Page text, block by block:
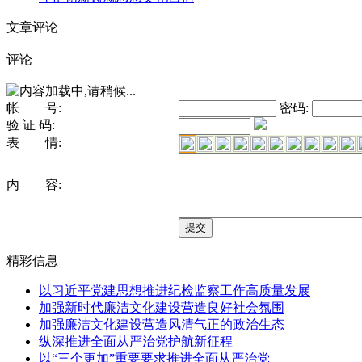
文章评论
评论
帐 号: 密码:
验 证 码:
表 情:
内 容:
精彩信息
以习近平党建思想推进纪检监察工作高质量发展
加强新时代廉洁文化建设营造良好社会氛围
加强廉洁文化建设营造风清气正的政治生态
纵深推进全面从严治党护航新征程
以“三个更加”重要要求推进全面从严治党